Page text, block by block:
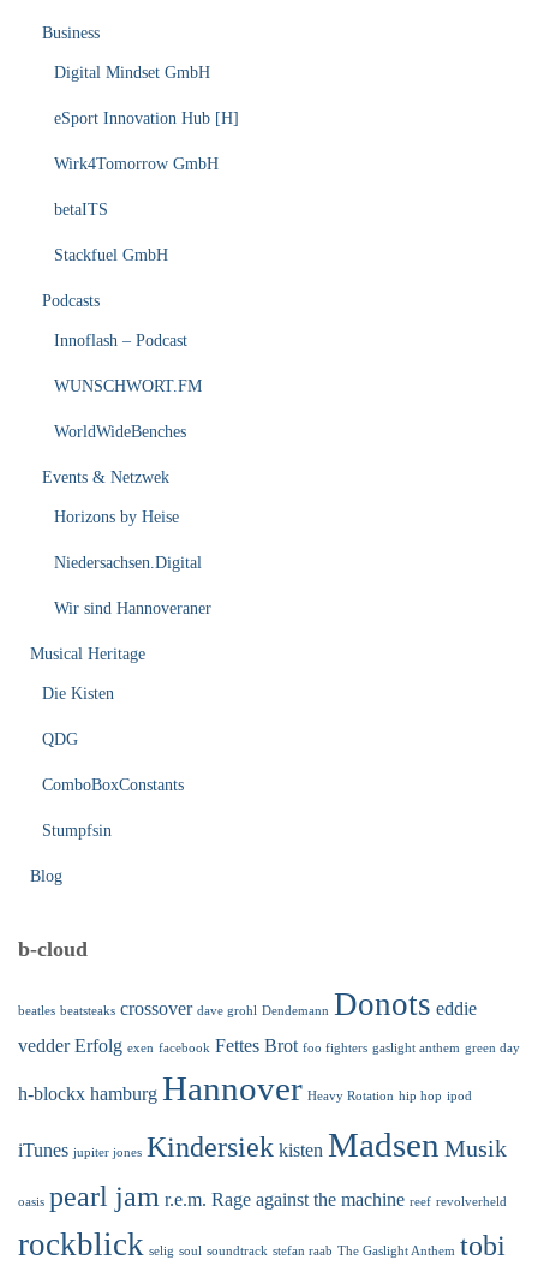
Business
Digital Mindset GmbH
eSport Innovation Hub [H]
Wirk4Tomorrow GmbH
betaITS
Stackfuel GmbH
Podcasts
Innoflash – Podcast
WUNSCHWORT.FM
WorldWideBenches
Events & Netzwek
Horizons by Heise
Niedersachsen.Digital
Wir sind Hannoveraner
Musical Heritage
Die Kisten
QDG
ComboBoxConstants
Stumpfsin
Blog
b-cloud
beatles beatsteaks crossover dave grohl Dendemann Donots eddie
vedder Erfolg exen facebook Fettes Brot foo fighters gaslight anthem green day
h-blockx hamburg Hannover Heavy Rotation hip hop ipod
iTunes jupiter jones Kindersiek kisten Madsen Musik
oasis pearl jam r.e.m. Rage against the machine reef revolverheld
rockblick selig soul soundtrack stefan raab The Gaslight Anthem tobi